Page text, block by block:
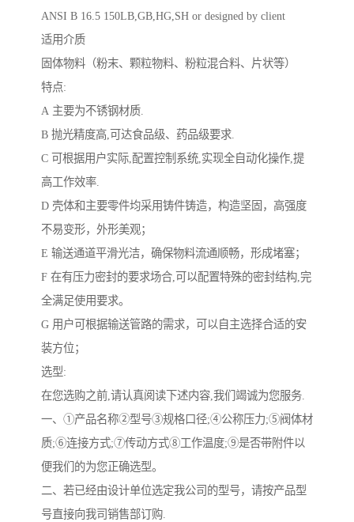
ANSI B 16.5 150LB,GB,HG,SH or designed by client
适用介质
固体物料（粉末、颗粒物料、粉粒混合料、片状等）
特点:
A 主要为不锈钢材质.
B 抛光精度高,可达食品级、药品级要求.
C 可根据用户实际,配置控制系统,实现全自动化操作,提
高工作效率.
D 壳体和主要零件均采用铸件铸造，构造坚固，高强度
不易变形，外形美观；
E 输送通道平滑光洁，确保物料流通顺畅，形成堵塞；
F 在有压力密封的要求场合,可以配置特殊的密封结构,完
全满足使用要求。
G 用户可根据输送管路的需求，可以自主选择合适的安
装方位；
选型:
在您选购之前,请认真阅读下述内容,我们竭诚为您服务.
一、①产品名称②型号③规格口径;④公称压力;⑤阀体材
质;⑥连接方式;⑦传动方式⑧工作温度;⑨是否带附件以
便我们的为您正确选型。
二、若已经由设计单位选定我公司的型号，请按产品型
号直接向我司销售部订购.